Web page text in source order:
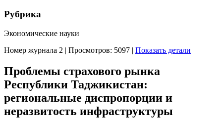
Рубрика
Экономические науки
Номер журнала 2 | Просмотров: 5097 | Показать детали
Проблемы страхового рынка
Республики Таджикистан:
региональные диспропорции и
неразвитость инфраструктуры